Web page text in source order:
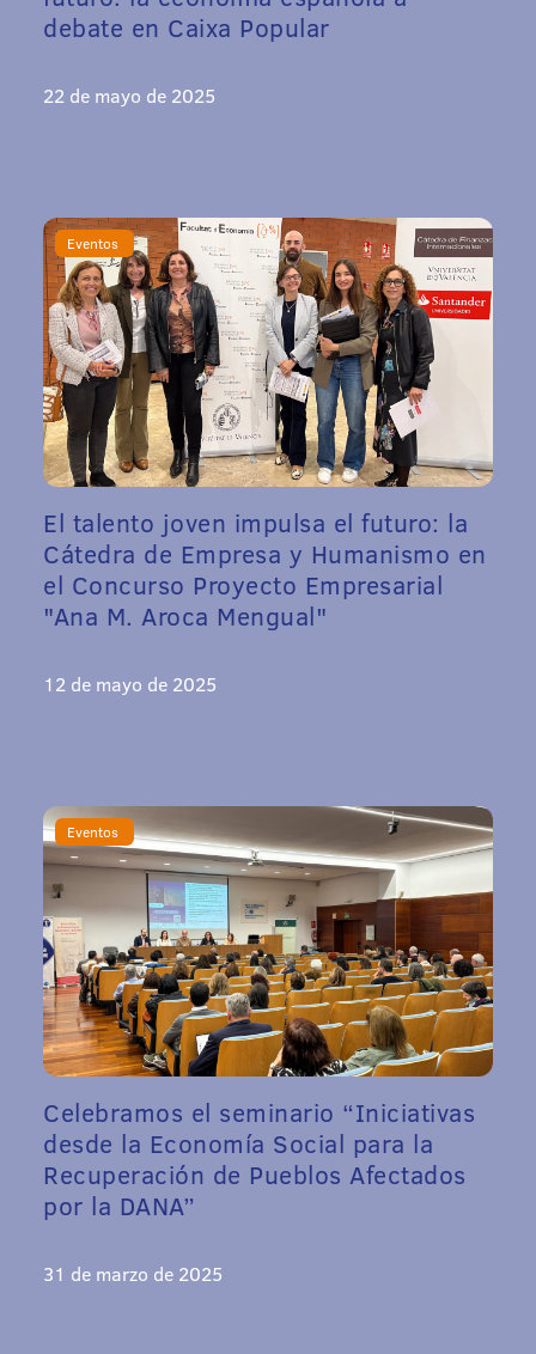
debate en Caixa Popular
22 de mayo de 2025
Eventos
El talento joven impulsa el futuro: la
Cátedra de Empresa y Humanismo en
el Concurso Proyecto Empresarial
"Ana M. Aroca Mengual"
12 de mayo de 2025
Eventos
Celebramos el seminario “Iniciativas
desde la Economía Social para la
Recuperación de Pueblos Afectados
por la DANA”
31 de marzo de 2025